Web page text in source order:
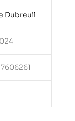
Dubreuil